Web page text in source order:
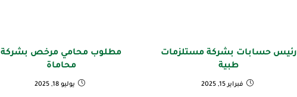
مطلوب محامي مرخص بشركة
محاماة
يوليو 18, 2025
رئيس حسابات بشركة مستلزمات
طبية
فبراير 15, 2025